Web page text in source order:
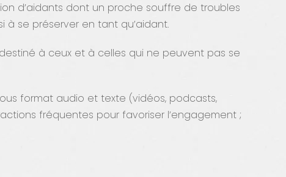
d’aidants dont un proche souffre de troubles
à se préserver en tant qu’aidant.
à ceux et à celles qui ne peuvent pas se
format audio et texte (vidéos, podcasts,
fréquentes pour favoriser l’engagement ;